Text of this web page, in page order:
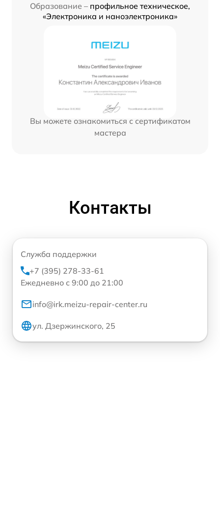
Образование – профильное техническое,
«Электроника и наноэлектроника»
Вы можете ознакомиться с сертификатом
мастера
Контакты
Служба поддержки
+7 (395) 278-33-61
Ежедневно с 9:00 до 21:00
info@irk.meizu-repair-center.ru
ул. Дзержинского, 25